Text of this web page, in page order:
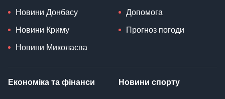
Новини Донбасу
Новини Криму
Новини Миколаєва
Допомога
Прогноз погоди
Економіка та фінанси Новини спорту